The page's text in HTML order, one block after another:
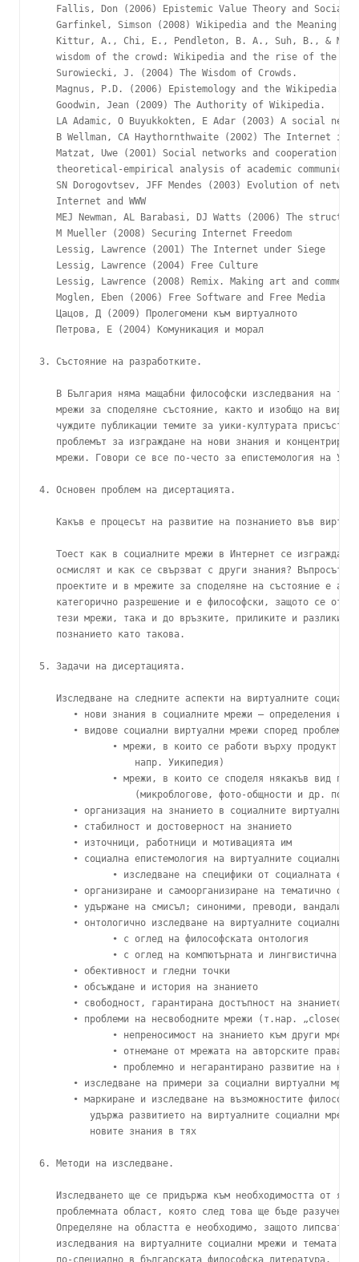
Fallis, Don (2006) Epistemic Value Theory and Social
Garfinkel, Simson (2008) Wikipedia and the Meaning of
Kittur, A., Chi, E., Pendleton, B. A., Suh, B., &
wisdom of the crowd: Wikipedia and the rise of the
   Surowiecki, J. (2004) The Wisdom of Crowds.
   Magnus, P.D. (2006) Epistemology and the Wikipedia.
   Goodwin, Jean (2009) The Authority of Wikipedia.
LA Adamic, O Buyukkokten, E Adar (2003) A social
B Wellman, CA Haythornthwaite (2002) The Internet in
Matzat, Uwe (2001) Social networks and cooperation in
theoretical-empirical analysis of academic
SN Dorogovtsev, JFF Mendes (2003) Evolution of
   Internet and WWW
MEJ Newman, AL Barabasi, DJ Watts (2006) The
   M Mueller (2008) Securing Internet Freedom
   Lessig, Lawrence (2001) The Internet under Siege
   Lessig, Lawrence (2004) Free Culture
Lessig, Lawrence (2008) Remix. Making art and
   Moglen, Eben (2006) Free Software and Free Media
   Цацов, Д (2009) Пролегомени към виртуалното
   Петрова, Е (2004) Комуникация и морал
3. Състояние на разработките.
В България няма мащабни философски изследвания на
мрежи за споделяне състояние, както и изобщо на
чуждите публикации темите за уики-културата
проблемът за изграждане на нови знания и
мрежи. Говори се все по-често за епистемология на
4. Основен проблем на дисертацията.
Какъв е процесът на развитие на познанието във
Тоест как в социалните мрежи в Интернет се изграждат
осмислят и как се свързват с други знания? Въпросът
проектите и в мрежите за споделяне на състояние е
категорично разрешение и е философски, защото се
тези мрежи, така и до връзките, приликите и разликите
   познанието като такова.
5. Задачи на дисертацията.
Изследване на следните аспекти на виртуалните
• нови знания в социалните мрежи – определения и
• видове социални виртуални мрежи според проблема
• мрежи, в които се работи върху продукт
                 напр. Уикипедия)
• мрежи, в които се споделя някакъв вид
                 (микроблогове, фото-общности и др. под.)
• организация на знанието в социалните виртуални
      • стабилност и достоверност на знанието
      • източници, работници и мотивацията им
• социална епистемология на виртуалните социални
• изследване на специфики от социалната
• организиране и самоорганизиране на тематично
      • удържане на смисъл; синоними, преводи, вандализъм
• онтологично изследване на виртуалните социални
             • с оглед на философската онтология
• с оглед на компютърната и лингвистична
      • обективност и гледни точки
      • обсъждане и история на знанието
      • свободност, гарантирана достъпност на знанието
• проблеми на несвободните мрежи (т.нар. „closed
             • непреносимост на знанието към други мрежи
• отнемане от мрежата на авторските права
• проблемно и негарантирано развитие на
      • изследване на примери за социални виртуални мрежи
• маркиране и изследване на възможностите
удържа развитието на виртуалните социални мрежи
         новите знания в тях
6. Методи на изследване.
Изследването ще се придържа към необходимостта от
проблемната област, която след това ще бъде разучена
Определяне на областта е необходимо, защото липсват
изследвания на виртуалните социални мрежи и темата не
   по-специално в българската философска литература.